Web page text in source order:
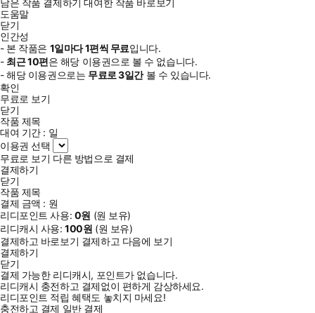
남은 작품 결제하기 대여한 작품 바로보기
도움말
닫기
인간성
- 본 작품은 1일마다1편씩 무료입니다.
- 최근10편은 해당 이용권으로 볼 수 없습니다.
- 해당 이용권으로는 무료로3일간볼 수 있습니다.
확인
무료로 보기
닫기
작품 제목
대여 기간 : 일
이용권 선택
무료로 보기 다른 방법으로 결제
결제하기
닫기
작품 제목
결제 금액 : 원
리디포인트 사용: 0원 (원 보유)
리디캐시 사용:100원 (원 보유)
결제하고 바로보기 결제하고 다음에 보기
결제하기
닫기
결제 가능한 리디캐시, 포인트가 없습니다.
리디캐시 충전하고 결제없이 편하게 감상하세요.
리디포인트 적립 혜택도 놓치지 마세요!
충전하고 결제 일반 결제